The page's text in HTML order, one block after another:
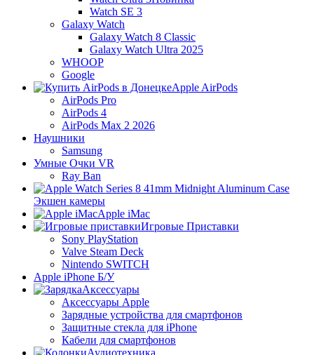
Watch SE 3
Galaxy Watch
Galaxy Watch 8 Classic
Galaxy Watch Ultra 2025
WHOOP
Google
Apple AirPods
AirPods Pro
AirPods 4
AirPods Max 2 2026
Наушники
Samsung
Умные Очки VR
Ray Ban
Экшен камеры
Apple iMac
Игровые Приставки
Sony PlayStation
Valve Steam Deck
Nintendo SWITCH
Apple iPhone Б/У
Аксессуары
Аксессуары Apple
Зарядные устройства для смартфонов
Защитные стекла для iPhone
Кабели для смартфонов
Аудиотехника